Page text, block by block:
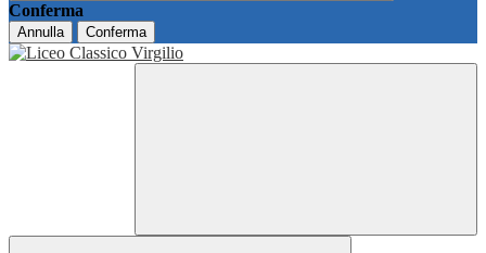
Conferma
Annulla Conferma